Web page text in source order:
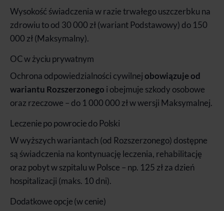
Wysokość świadczenia w razie trwałego uszczerbku na
zdrowiu to od 30 000 zł (wariant Podstawowy) do 150
000 zł (Maksymalny).
OC w życiu prywatnym
Ochrona odpowiedzialności cywilnejobowiązuje od
wariantu Rozszerzonego i obejmuje szkody osobowe
oraz rzeczowe – do 1 000 000 zł w wersji Maksymalnej.
Leczenie po powrocie do Polski
W wyższych wariantach (od Rozszerzonego) dostępne
są świadczenia na kontynuację leczenia, rehabilitację
oraz pobyt w szpitalu w Polsce – np. 125 zł za dzień
hospitalizacji (maks. 10 dni).
Dodatkowe opcje (w cenie)